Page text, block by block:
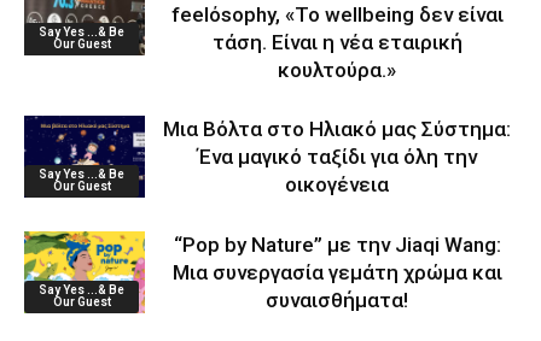
Say Yes ...& Be
Our Guest
feelόsophy, «Το wellbeing δεν είναι
τάση. Είναι η νέα εταιρική
κουλτούρα.»
Say Yes ...& Be
Our Guest
Μια Βόλτα στο Ηλιακό μας Σύστημα:
Ένα μαγικό ταξίδι για όλη την
οικογένεια
Say Yes ...& Be
Our Guest
“Pop by Nature” με την Jiaqi Wang:
Μια συνεργασία γεμάτη χρώμα και
συναισθήματα!